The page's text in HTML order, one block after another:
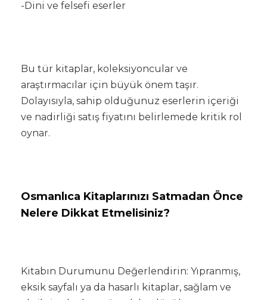
-Dini ve felsefi eserler
Bu tür kitaplar, koleksiyoncular ve
araştırmacılar için büyük önem taşır.
Dolayısıyla, sahip olduğunuz eserlerin içeriği
ve nadirliği satış fiyatını belirlemede kritik rol
oynar.
Osmanlıca Kitaplarınızı Satmadan Önce
Nelere Dikkat Etmelisiniz?
Kitabın Durumunu Değerlendirin: Yıpranmış,
eksik sayfalı ya da hasarlı kitaplar, sağlam ve